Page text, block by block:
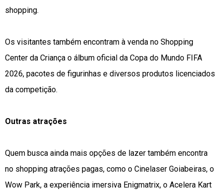
shopping.
Os visitantes também encontram à venda no Shopping
Center da Criança o álbum oficial da Copa do Mundo FIFA
2026, pacotes de figurinhas e diversos produtos licenciados
da competição.
Outras atrações
Quem busca ainda mais opções de lazer também encontra
no shopping atrações pagas, como o Cinelaser Goiabeiras, o
Wow Park, a experiência imersiva Enigmatrix, o Acelera Kart